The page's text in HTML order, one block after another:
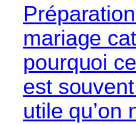
mariage
pourquoi
est
utile qu’on